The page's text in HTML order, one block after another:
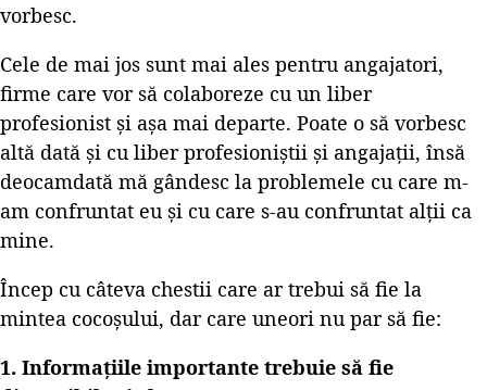
vorbesc.
Cele de mai jos sunt mai ales pentru angajatori,
firme care vor să colaboreze cu un liber
profesionist și așa mai departe. Poate o să vorbesc
altă dată și cu liber profesioniștii și angajații, însă
deocamdată mă gândesc la problemele cu care m-
am confruntat eu și cu care s-au confruntat alții ca
mine.
Încep cu câteva chestii care ar trebui să fie la
mintea cocoșului, dar care uneori nu par să fie:
1. Informațiile importante trebuie să fie